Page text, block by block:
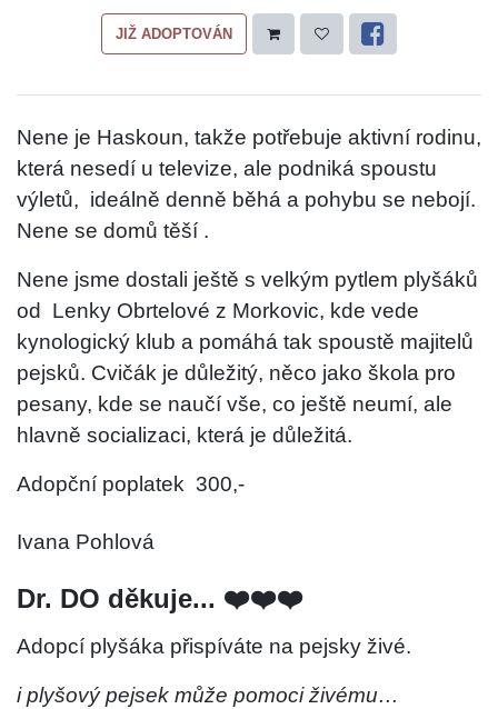
JIŽ ADOPTOVÁN
Nene je Haskoun, takže potřebuje aktivní rodinu,
která nesedí u televize, ale podniká spoustu
výletů, ideálně denně běhá a pohybu se nebojí.
Nene se domů těší .
Nene jsme dostali ještě s velkým pytlem plyšáků
od
Lenky Obrtelové z Morkovic, kde vede
kynologický klub a pomáhá tak spoustě majitelů
pejsků. Cvičák je důležitý, něco jako škola pro
pesany, kde se naučí vše, co ještě neumí, ale
hlavně socializaci, která je důležitá.
Adopční poplatek 300,-
Ivana Pohlová
Dr. DO děkuje... ❤️❤️❤️
Adopcí plyšáka přispíváte na pejsky živé.
i plyšový pejsek může pomoci živému…